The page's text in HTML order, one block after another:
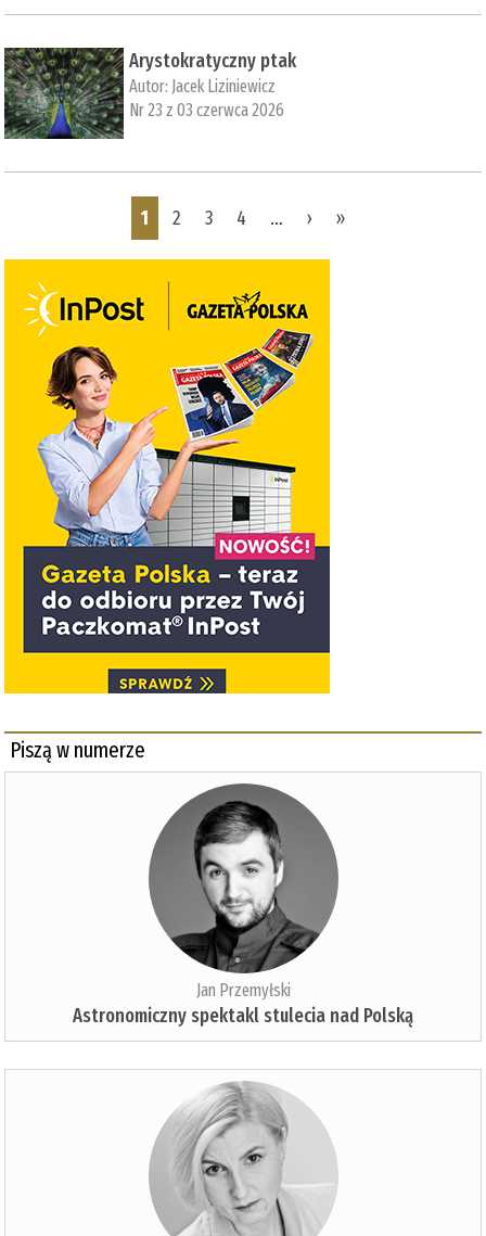
Arystokratyczny ptak
Autor: Jacek Liziniewicz
Nr 23 z 03 czerwca 2026
1 2 3 4 … › »
Piszą w numerze
Jan Przemyłski
Astronomiczny spektakl stulecia nad Polską